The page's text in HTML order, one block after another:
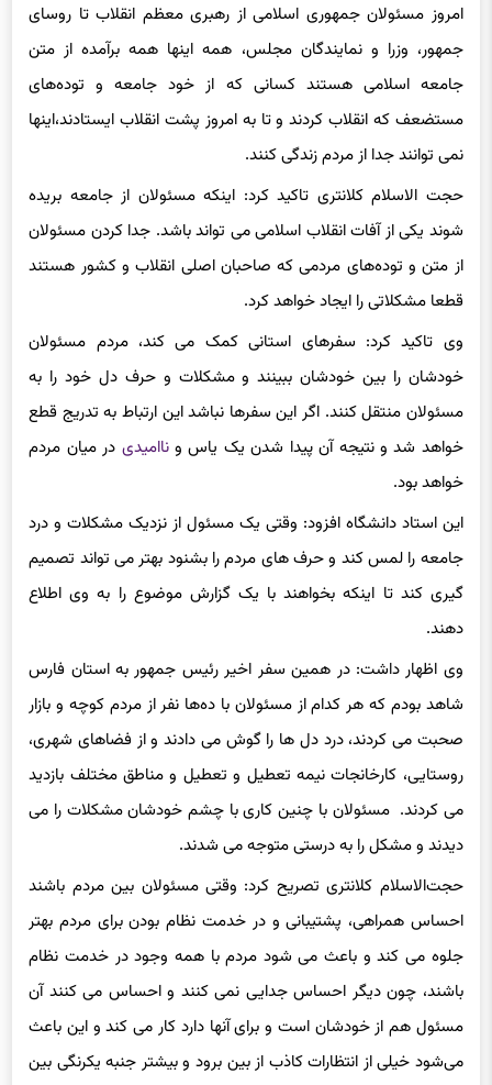
امروز مسئولان جمهوری اسلامی از رهبری معظم انقلاب تا روسای
جمهور، وزرا و نمایندگان مجلس، همه اینها همه برآمده از متن
جامعه اسلامی هستند کسانی که از خود جامعه و توده‌های
مستضعف که انقلاب کردند و تا به امروز پشت انقلاب ایستادند،اینها
نمی توانند جدا از مردم زندگی کنند.
حجت الاسلام کلانتری تاکید کرد: اینکه مسئولان از جامعه بریده
شوند یکی از آفات انقلاب اسلامی می تواند باشد. جدا کردن مسئولان
از متن و توده‌های مردمی که صاحبان اصلی انقلاب و کشور هستند
قطعا مشکلاتی را ایجاد خواهد کرد.
وی تاکید کرد: سفرهای استانی کمک می کند، مردم مسئولان
خودشان را بین خودشان ببینند و مشکلات و حرف دل خود را به
مسئولان منتقل کنند. اگر این سفرها نباشد این ارتباط به تدریج قطع
خواهد شد و نتیجه آن پیدا شدن یک یاس وناامیدی در میان مردم
خواهد بود.
این استاد دانشگاه افزود: وقتی یک مسئول از نزدیک مشکلات و درد
جامعه را لمس کند و حرف های مردم را بشنود بهتر می تواند تصمیم
گیری کند تا اینکه بخواهند با یک گزارش موضوع را به وی اطلاع
دهند.
وی اظهار داشت: در همین سفر اخیر رئیس جمهور به استان فارس
شاهد بودم که هر کدام از مسئولان با ده‌ها نفر از مردم کوچه و بازار
صحبت می کردند، درد دل ها را گوش می دادند و از فضاهای شهری،
روستایی، کارخانجات نیمه تعطیل و تعطیل و مناطق مختلف بازدید
می کردند.مسئولان با چنین کاری با چشم خودشان مشکلات را می
دیدند و مشکل را به درستی متوجه می شدند.
حجت‌الاسلام کلانتری تصریح کرد: وقتی مسئولان بین مردم باشند
احساس همراهی، پشتیبانی و در خدمت نظام بودن برای مردم بهتر
جلوه می کند و باعث می شود مردم با همه وجود در خدمت نظام
باشند، چون دیگر احساس جدایی نمی کنند و احساس می کنند آن
مسئول هم از خودشان است و برای آنها دارد کار می کند و این باعث
می‌شود خیلی از انتظارات کاذب از بین برود و بیشتر جنبه یکرنگی بین